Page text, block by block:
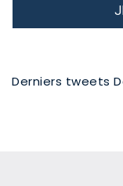
Derniers tweets